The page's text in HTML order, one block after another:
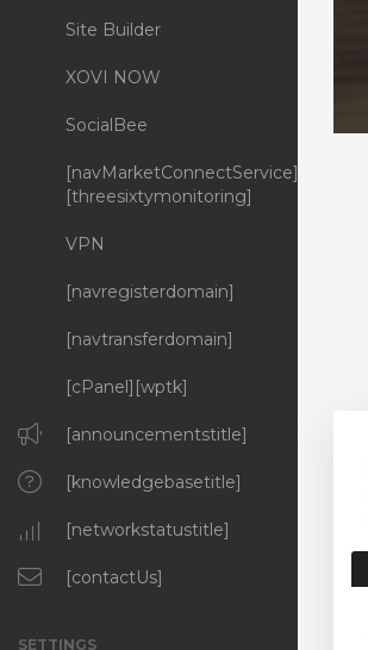
Site Builder
XOVI NOW
SocialBee
[navMarketConnectService]
[threesixtymonitoring]
VPN
[navregisterdomain]
[navtransferdomain]
[cPanel][wptk]
[announcementstitle]
[knowledgebasetitle]
[networkstatustitle]
[contactUs]
SETTINGS